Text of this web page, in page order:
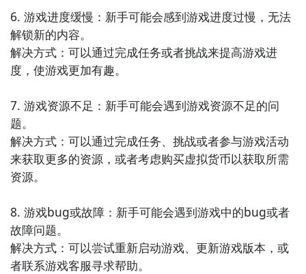
全球好游抢先下
立即下载
方法三： 查看九游开测表
步骤1：在九游开测表中玩家们可以看到当天所有进行开
测的手机游戏，以及最近十天即将进行测试的游戏，有
具体的测试时间以及测试阶段介绍，玩家们可以在这里
查找托卡世界乐园世界的相关公测时间信息!
步骤2：访问地址>>>手游开测表地址
6. 游戏进度缓慢：新手可能会感到游戏进度过慢，无法
解锁新的内容。
解决方式：可以通过完成任务或者挑战来提高游戏进
度，使游戏更加有趣。
7. 游戏资源不足：新手可能会遇到游戏资源不足的问
题。
解决方式：可以通过完成任务、挑战或者参与游戏活动
来获取更多的资源，或者考虑购买虚拟货币以获取所需
资源。
8. 游戏bug或故障：新手可能会遇到游戏中的bug或者
故障问题。
解决方式：可以尝试重新启动游戏、更新游戏版本，或
者联系游戏客服寻求帮助。